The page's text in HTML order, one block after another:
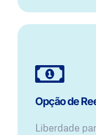
Opção de
Liberdade